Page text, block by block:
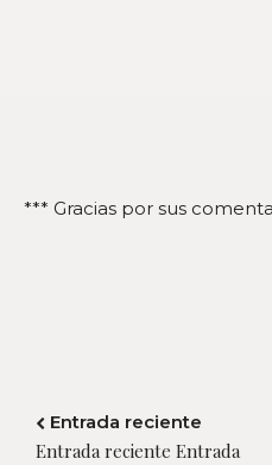
*** Gracias por sus
Entrada reciente
Entrada reciente Entrada